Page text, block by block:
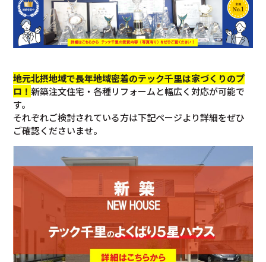
地元北摂地域で長年地域密着のテック千里は家づくりのプ
ロ！新築注文住宅・各種リフォームと幅広く対応が可能で
す。
それぞれご検討されている方は下記ページより詳細をぜひ
ご確認くださいませ。